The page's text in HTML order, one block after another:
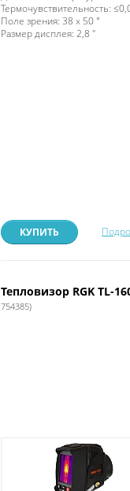
Термочувствительность:
Поле зрения: 38 x 50 °
Размер дисплея: 2,8 "
КУПИТЬ
Тепловизор RGK TL-
754385)